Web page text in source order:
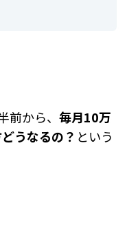
から、 毎月10万
うなるの？ という